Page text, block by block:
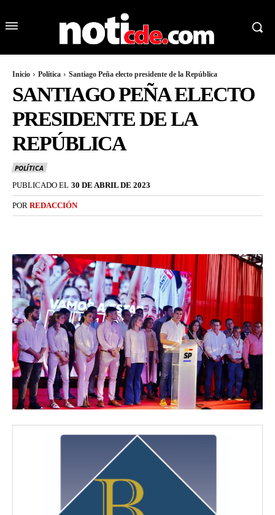
Inicio Política Santiago Peña electo presidente de la República
SANTIAGO PEÑA ELECTO
PRESIDENTE DE LA
REPÚBLICA
POLÍTICA
PUBLICADO EL 30 DE ABRIL DE 2023
POR REDACCIÓN